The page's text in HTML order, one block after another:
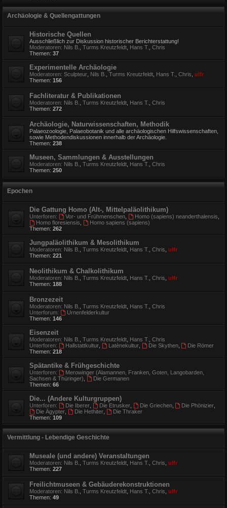
Archäologie & Quellengattungen
Historische Quellen
Ausschließlich zur Diskussion historischer Berichterstattung!
Moderatoren: Nils B. Turms Kreutzfeldt Hans T.
Chris
Themen: 37
Experimentelle Archäologie
Moderatoren: Sculpteur Nils B. Turms Kreutzfeldt Hans T. Chris ulfr
Themen: 156
Fachliteratur & Publikationen
Moderatoren: Nils B. Turms Kreutzfeldt Hans T.
Chris
Themen: 272
Archäologie, Naturwissenschaften, Methodik
Palaeozoologie, Palaeobotanik und alle archäologischen Hilfswissenschaften,
sowie Methodendiskussionen innerhalb der Archäologie.
Themen: 238
Museen, Sammlungen & Ausstellungen
Moderatoren: Nils B. Turms Kreutzfeldt Hans T.
Chris
Themen: 250
Epochen
Die Gattung Homo (Alt-, Mittelpaläolithikum)
Unterforen: Vor- und Frühmenschen, Homo (sapiens) neanderthalensis
Homo floresiensis
Homo sapiens (sapiens)
Themen: 262
Jungpaläolithikum & Mesolithikum
Moderatoren: Nils B. Turms Kreutzfeldt Hans T. Chris ulfr
Themen: 221
Neolithikum & Chalkolithikum
Moderatoren: Nils B. Turms Kreutzfeldt Hans T. Chris ulfr
Themen: 188
Bronzezeit
Moderatoren: Nils B. Turms Kreutzfeldt Hans T.
Chris
Unterforum:
Urnenfelderkultur
Themen: 146
Eisenzeit
Moderatoren: Nils B. Turms Kreutzfeldt Hans T.
Chris
Unterforen:
Hallstattkultur, Latènekultur, Die Skythen,
Die Römer
Themen: 218
Spätantike & Frühgeschichte
Unterforen:
Merowinger (Alamannen, Franken, Goten, Langobarden,
Sachsen & Thüringer)
Die Germanen
Themen: 66
Die... (Andere Kulturgruppen)
Unterforen: Die Iberer, Die Etrusker, Die Griechen, Die Phönizier
Die Ägypter, Die Hethiter,
Die Thraker
Themen: 109
Vermittlung - Lebendige Geschichte
Museale (und andere) Veranstaltungen
Moderatoren: Nils B. Turms Kreutzfeldt Hans T. Chris ulfr
Themen: 227
Freilichtmuseen & Gebäuderekonstruktionen
Moderatoren: Nils B. Turms Kreutzfeldt Hans T. Chris ulfr
Themen: 49